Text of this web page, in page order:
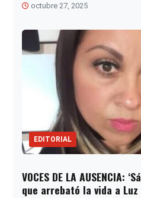
octubre 27, 2025
EDITORIAL
VOCES DE LA AUSENCIA:
que arrebató la vida a Luz